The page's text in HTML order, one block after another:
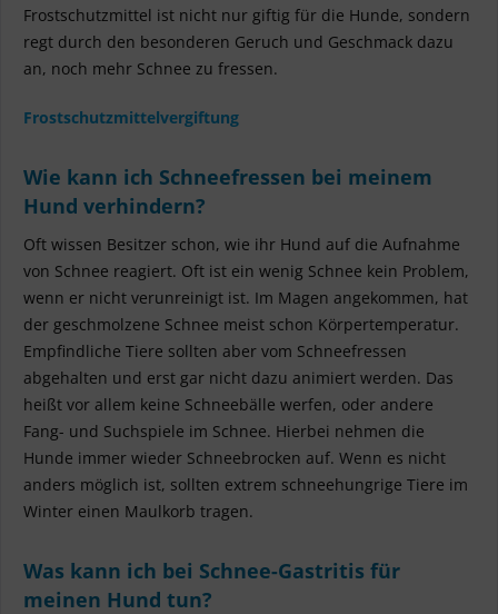
Frostschutzmittel ist nicht nur giftig für die Hunde, sondern
regt durch den besonderen Geruch und Geschmack dazu
an, noch mehr Schnee zu fressen.
Frostschutzmittelvergiftung
Wie kann ich Schneefressen bei meinem
Hund verhindern?
Oft wissen Besitzer schon, wie ihr Hund auf die Aufnahme
von Schnee reagiert. Oft ist ein wenig Schnee kein Problem,
wenn er nicht verunreinigt ist. Im Magen angekommen, hat
der geschmolzene Schnee meist schon Körpertemperatur.
Empfindliche Tiere sollten aber vom Schneefressen
abgehalten und erst gar nicht dazu animiert werden. Das
heißt vor allem keine Schneebälle werfen, oder andere
Fang- und Suchspiele im Schnee. Hierbei nehmen die
Hunde immer wieder Schneebrocken auf. Wenn es nicht
anders möglich ist, sollten extrem schneehungrige Tiere im
Winter einen Maulkorb tragen.
Was kann ich bei Schnee-Gastritis für
meinen Hund tun?